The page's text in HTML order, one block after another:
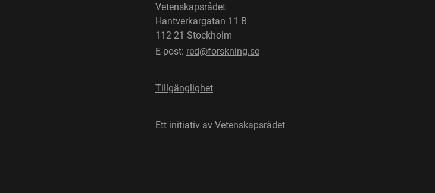
Vetenskapsrådet
Hantverkargatan 11 B
112 21 Stockholm
E-post: red@forskning.se
Tillgänglighet
Ett initiativ av Vetenskapsrådet